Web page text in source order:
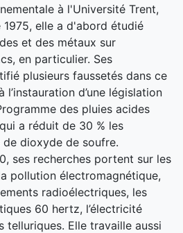
à l'Université Trent,
elle a d'abord étudié
et des métaux sur
en particulier. Ses
plusieurs faussetés dans ce
d’une législation
des pluies acides
a réduit de 30 % les
dioxyde de soufre.
ses recherches portent sur les
pollution électromagnétique,
radioélectriques, les
60 hertz, l’électricité
telluriques. Elle travaille aussi